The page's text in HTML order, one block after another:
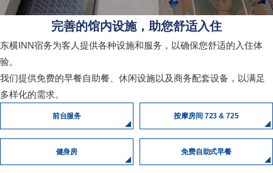
完善的馆内设施，助您舒适入住
东横INN宿务为客人提供各种设施和服务，以确保您舒适的入住体
验。
我们提供免费的早餐自助餐、休闲设施以及商务配套设备，以满足
多样化的需求。
前台服务 按摩房间 723 & 725
健身房 免费自助式早餐